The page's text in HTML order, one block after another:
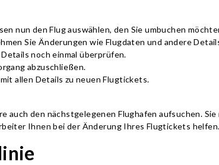
nun den Flug auswählen, den Sie umbuchen
Sie Änderungen wie Flugdaten und andere
noch einmal überprüfen.
abzuschließen.
allen Details zu neuen Flugtickets.
auch den nächstgelegenen Flughafen aufsuchen.
Ihnen bei der Änderung Ihres Flugtickets helfen.